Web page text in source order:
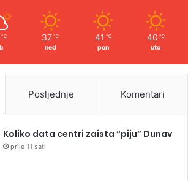
℃ 37 ℃
ned
41 ℃
pon
40 ℃
uto
Posljednje Komentari
Koliko data centri zaista “piju” Dunav
prije 11 sati